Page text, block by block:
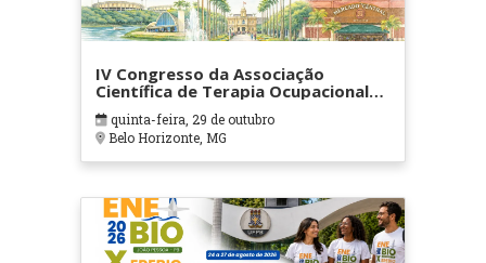
IV Congresso da Associação
Científica de Terapia Ocupacional
em Contextos Hospitalares e
Cuidados Paliativos - ATOHOSP
quinta-feira, 29 de outubro
Belo Horizonte, MG